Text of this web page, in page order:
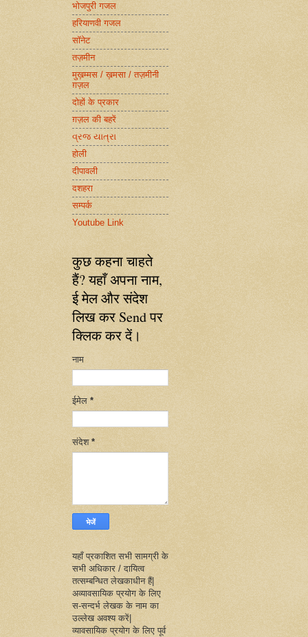
भोजपुरी गजल
हरियाणवी गजल
सॉनेट
तज़मीन
मुख़म्मस / ख़मसा / तज़मीनी
ग़ज़ल
दोहों के प्रकार
ग़ज़ल की बहरें
વ્રજ યાત્રા
होली
दीपावली
दशहरा
सम्पर्क
Youtube Link
कुछ कहना चाहते
हैं? यहाँ अपना नाम,
ई मेल और संदेश
लिख कर Send पर
क्लिक कर दें।
नाम
ईमेल *
संदेश *
यहाँ प्रकाशित सभी सामग्री के
सभी अधिकार / दायित्व
तत्सम्बन्धित लेखकाधीन हैं|
अव्यावसायिक प्रयोग के लिए
स-सन्दर्भ लेखक के नाम का
उल्लेख अवश्य करें|
व्यावसायिक प्रयोग के लिए पूर्व